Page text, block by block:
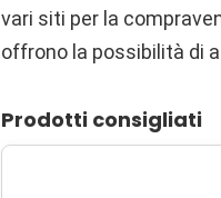
vari siti per la
offrono la possibilità di
Prodotti consigliati